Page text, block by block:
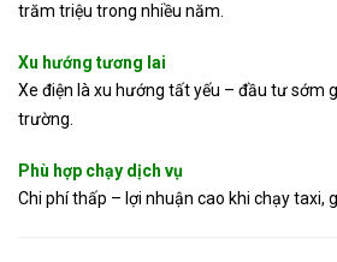
trăm triệu trong nhiều năm.
Xu hướng tương lai
Xe điện là xu hướng tất yếu – đầu tư sớm
trường.
Phù hợp chạy dịch vụ
Chi phí thấp – lợi nhuận cao khi chạy taxi,